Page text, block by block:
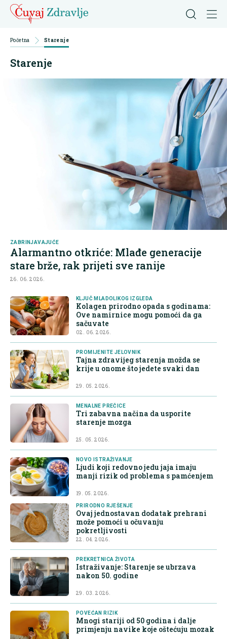
Početna Starenje
Starenje
ZABRINJAVAJUĆE
Alarmantno otkriće: Mlađe generacije
stare brže, rak prijeti sve ranije
26. 06. 2026.
KLJUČ MLADOLIKOG IZGLEDA
Kolagen prirodno opada s godinama:
Ove namirnice mogu pomoći da ga
sačuvate
02. 06. 2026.
PROMIJENITE JELOVNIK
Tajna zdravijeg starenja možda se
krije u onome što jedete svaki dan
29. 05. 2026.
MENALNE PREČICE
Tri zabavna načina da usporite
starenje mozga
25. 05. 2026.
NOVO ISTRAŽIVANJE
Ljudi koji redovno jedu jaja imaju
manji rizik od problema s pamćenjem
19. 05. 2026.
PRIRODNO RJEŠENJE
Ovaj jednostavan dodatak prehrani
može pomoći u očuvanju
pokretljivosti
22. 04. 2026.
PREKRETNICA ŽIVOTA
Istraživanje: Starenje se ubrzava
nakon 50. godine
29. 03. 2026.
POVEĆAN RIZIK
Mnogi stariji od 50 godina i dalje
primjenju navike koje oštećuju mozak